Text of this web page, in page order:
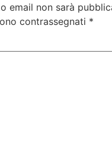
email non sarà
contrassegnati *